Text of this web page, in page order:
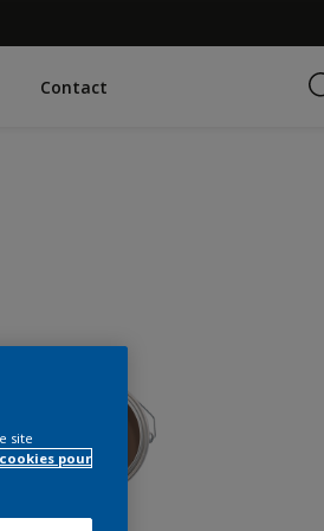
Contact
site
pour